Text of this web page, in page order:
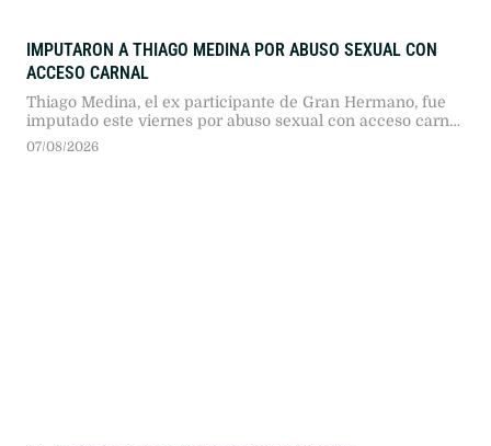
IMPUTARON A THIAGO MEDINA POR ABUSO SEXUAL CON
ACCESO CARNAL
Thiago Medina, el ex participante de Gran Hermano, fue
imputado este viernes por abuso sexual con acceso carnal
tras la denuncia de su prima Iara Agustina Ledesma. La
causa tramita en el fuero juvenil de La Matanza por
07/08/2026